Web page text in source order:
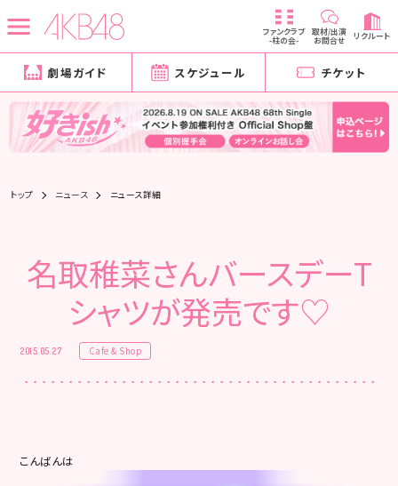
ファンクラブ
-柱の会-
取材/出演
お問合せ リクルート
劇場ガイド スケジュール チケット
トップ ニュース ニュース詳細
名取稚菜さんバースデーT
シャツが発売です♡
2015.05.27 Cafe & Shop
こんばんは